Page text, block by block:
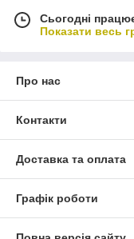
Сьогодні
Показати весь
Про нас
Контакти
Доставка та оплата
Графік роботи